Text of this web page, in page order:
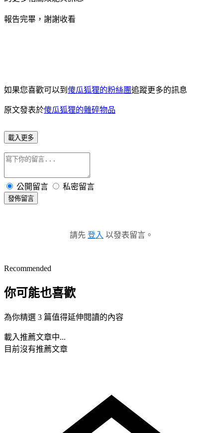
報告完畢，謝謝收看
如果您喜歡可以到 傻瓜狐狸的粉絲團追蹤更多的訊息
原文發表於傻瓜狐狸的雜碎物品
載入更多
公開留言 私密留言
發佈留言
請先 登入 以發表留言。
Recommended
你可能也喜歡
為你精選 3 篇值得延伸閱讀的內容
載入推薦文章中...
目前沒有推薦文章